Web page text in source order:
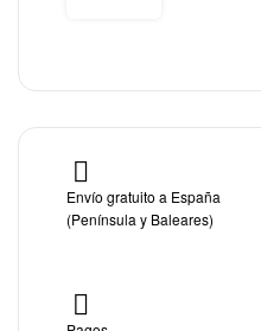
Envío gratuito a España
(Península y Baleares)